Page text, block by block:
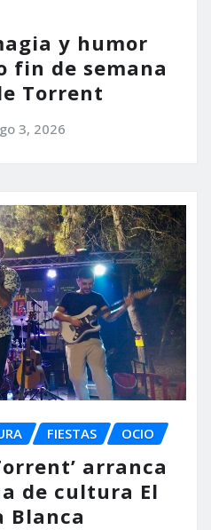
y humor
fin de semana
Torrent
3, 2026
FIESTAS OCIO
arranca
de cultura El
Blanca